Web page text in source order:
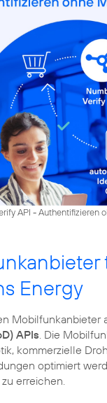
API - Authentifizieren
Energy
Mobilfunkanbieter
APIs . Die
kommerzielle
optimiert
erreichen.